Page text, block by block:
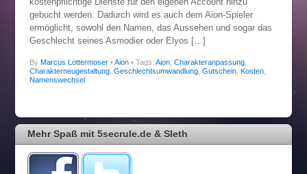
gebucht werden. Dadurch wird es auch dem Aion-Spieler
ermöglicht, sowohl den Namen, das Aussehen und sogar das
Geschlecht seines Asmodier oder Elyos […]
By Marcus Lottermoser• Aion • Tags: Aion, Charakteranpassung,
Charakterneugestaltung, Geschlechtsumwandlung, Gutschein, Kosten,
Namenswechsel
Mehr Spaß mit 5secrule.de & Sleth